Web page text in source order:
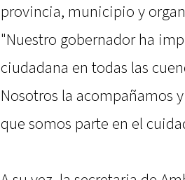
provincia, municipio y
"Nuestro gobernador ha
ciudadana en todas las
Nosotros la acompañamos
que somos parte en el